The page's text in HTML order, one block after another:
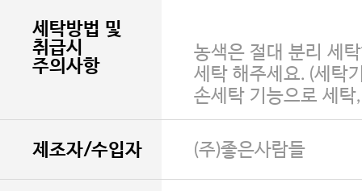
세탁방법 및
취급시
주의사항
농색은 절대 분리 세
세탁 해주세요. (세탁
손세탁 기능으로 세탁
제조자/수입자 (주)좋은사람들